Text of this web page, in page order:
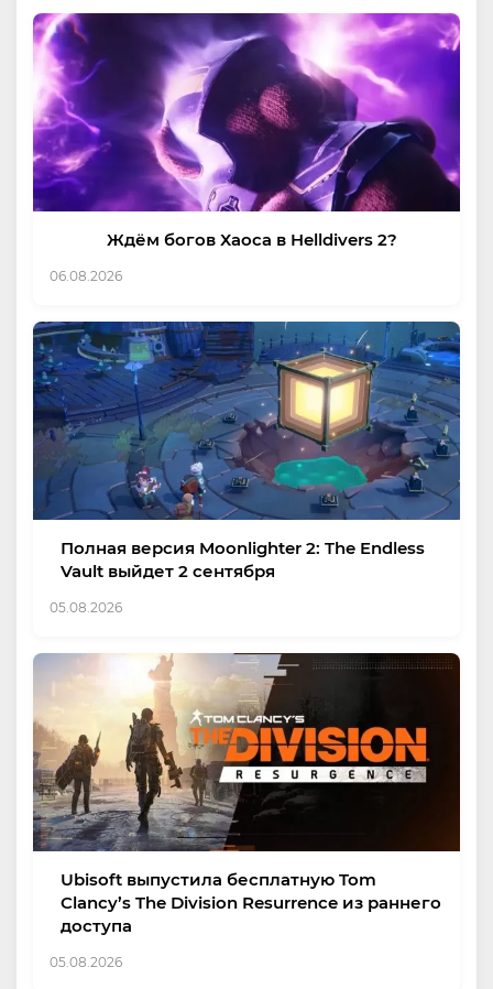
Ждём богов Хаоса в Helldivers 2?
06.08.2026
Полная версия Moonlighter 2: The Endless
Vault выйдет 2 сентября
05.08.2026
Ubisoft выпустила бесплатную Tom
Clancy’s The Division Resurrence из раннего
доступа
05.08.2026